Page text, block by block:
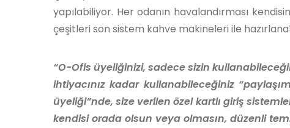
yapılabiliyor. Her odanın havalandırması
çeşitleri son sistem kahve makineleri ile
“O-Ofis üyeliğinizi, sadece sizin
ihtiyacınız kadar kullanabileceğiniz
üyeliği”nde, size verilen özel kartlı giriş
kendisi orada olsun veya olmasın, düzenli